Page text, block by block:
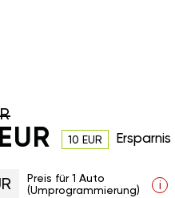
10 EUR Ersparnis
Preis für 1 Auto
(Umprogrammierung)
i